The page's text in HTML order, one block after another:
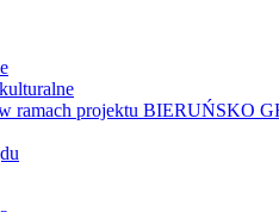
ramach projektu BIERUŃSKO